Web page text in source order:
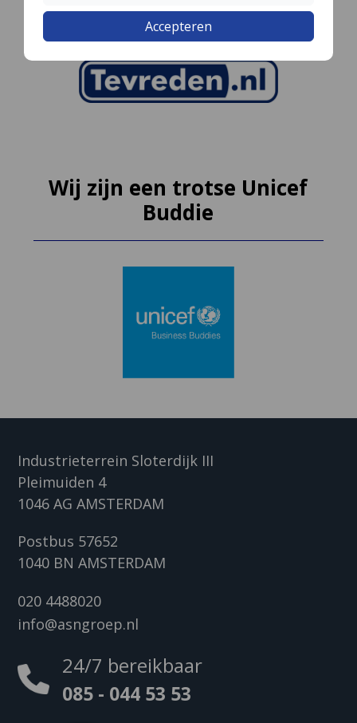
Wij zijn een trotse Unicef
Buddie
Industrieterrein Sloterdijk III
Pleimuiden 4
1046 AG AMSTERDAM
Postbus 57652
1040 BN AMSTERDAM
020 4488020
info@asngroep.nl
24/7 bereikbaar
085 - 044 53 53
Accepteren